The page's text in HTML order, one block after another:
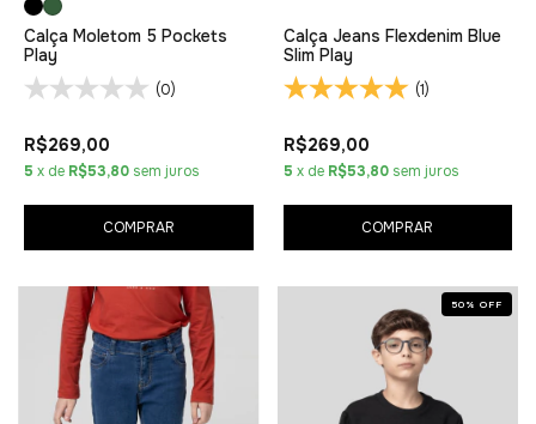
Calça Moletom 5 Pockets
Play
(0)
R$269,00
5 x de R$53,80 sem juros
COMPRAR
Calça Jeans Flexdenim Blue
Slim Play
(1)
R$269,00
5 x de R$53,80 sem juros
COMPRAR
50 % OFF